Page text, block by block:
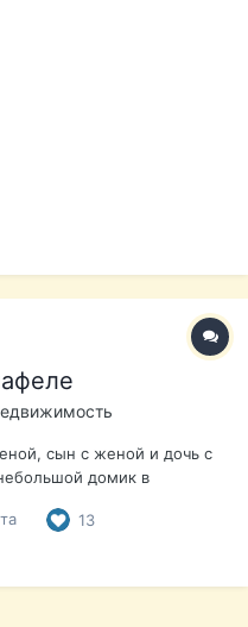
сын с женой и дочь с
домик в
пенсионерами, купить
морском побережье
13